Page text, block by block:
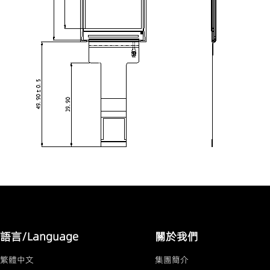
語言/Language
繁體中文
關於我們
集團簡介